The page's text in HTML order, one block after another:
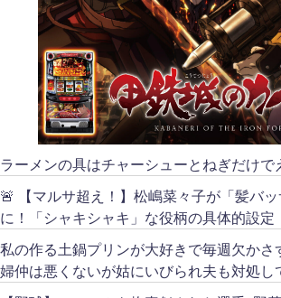
ラーメンの具はチャーシューとねぎだけで
🚨 【マルサ超え！】松嶋菜々子が「髪バ
に！「シャキシャキ」な役柄の具体的設定
私の作る土鍋プリンが大好きで毎週欠かさ
婦仲は悪くないが姑にいびられ夫も対処し